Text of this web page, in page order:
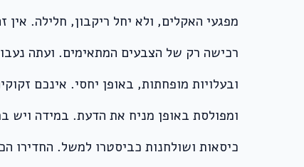
מפגעי האקלים, ולא יחל ריקבון, חלילה.
רכישה רק של הצבעים המתאימים. ועתה
ובעלויות מופחתות, באופן יחסי. אינכם
ומפולסת באופן מניח את הדעת. במידה ויש
כיסאות ושולחנות כביסטרו למשל. החדירו